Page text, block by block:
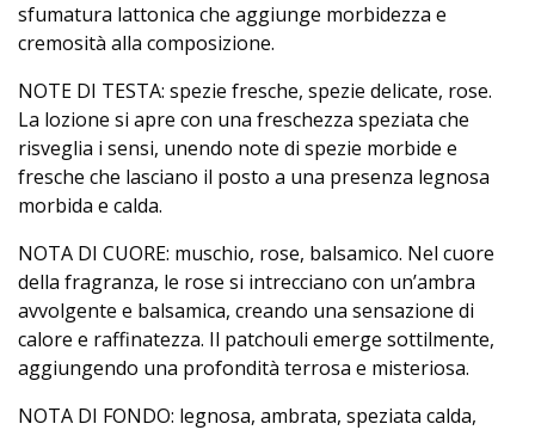
sfumatura lattonica che aggiunge morbidezza e
cremosità alla composizione.
NOTE DI TESTA: spezie fresche, spezie delicate, rose.
La lozione si apre con una freschezza speziata che
risveglia i sensi, unendo note di spezie morbide e
fresche che lasciano il posto a una presenza legnosa
morbida e calda.
NOTA DI CUORE: muschio, rose, balsamico. Nel cuore
della fragranza, le rose si intrecciano con un’ambra
avvolgente e balsamica, creando una sensazione di
calore e raffinatezza. Il patchouli emerge sottilmente,
aggiungendo una profondità terrosa e misteriosa.
NOTA DI FONDO: legnosa, ambrata, speziata calda,